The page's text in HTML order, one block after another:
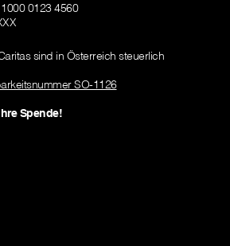
0123 4560
sind in Österreich steuerlich
SO-1126
Spende!